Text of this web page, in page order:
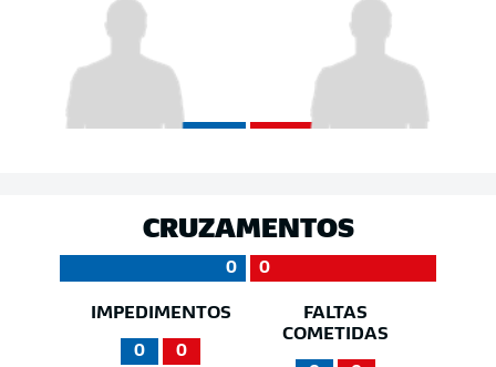
CRUZAMENTOS
0 0
IMPEDIMENTOS
0 0
FALTAS
COMETIDAS